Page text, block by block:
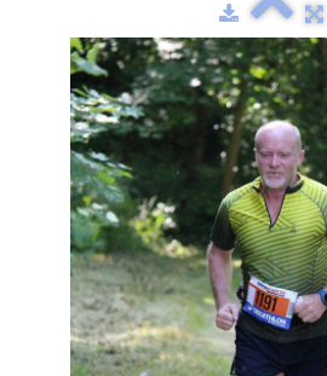
Règlement
Parcours
Résultats
Devenez bénévoles
Partenaires
Photos ▼